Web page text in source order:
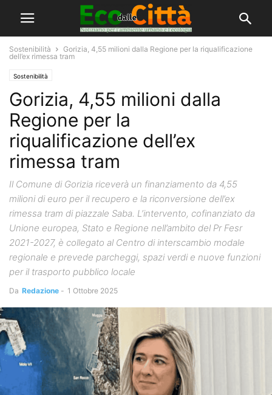
Sostenibilità
Gorizia, 4,55 milioni dalla Regione per la riqualificazione
dell’ex rimessa tram
Sostenibilità
Gorizia, 4,55 milioni dalla
Regione per la
riqualificazione dell’ex
rimessa tram
Il Comune di Gorizia riceverà un finanziamento da 4,55
milioni di euro per il recupero e la riconversione dell’ex
rimessa tram di piazzale Saba. L’intervento, cofinanziato da
Unione europea, Stato e Regione nell’ambito del Pr Fesr
2021-2027, è collegato al Centro di interscambio modale
regionale e prevede parcheggi, spazi verdi e nuove funzioni
per il trasporto pubblico locale
Da Redazione - 1 Ottobre 2025